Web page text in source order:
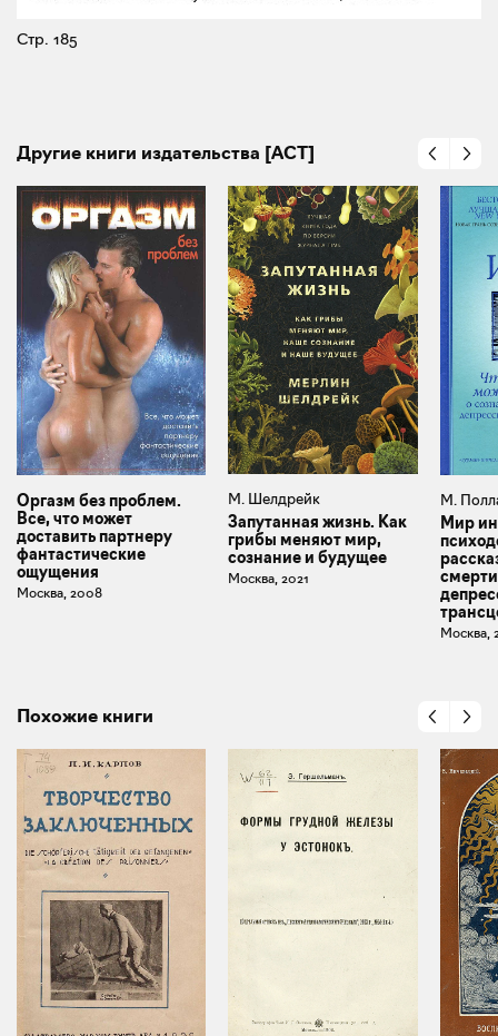
Стр. 185
Другие книги издательства [АСТ]
Оргазм без проблем.
Все, что может
доставить партнеру
фантастические
ощущения
Москва, 2008
М. Шелдрейк
Запутанная жизнь. Как
грибы меняют мир,
сознание и будущее
Москва, 2021
М.
Мир
Москва,
Похожие книги